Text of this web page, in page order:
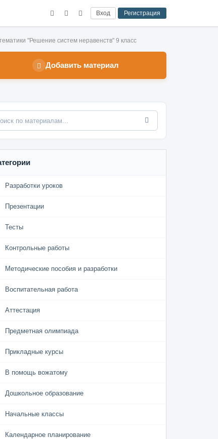
Вход Регистрация
"Решение систем неравенств" 9 класс
Добавить материал
Разработки уроков
Презентации
Тесты
Контрольные работы
Методические пособия и разработки
Воспитательная работа
Аттестация
Предметная олимпиада
Прикладные курсы
В помощь вожатому
Дошкольное образование
Начальные классы
Календарное планирование